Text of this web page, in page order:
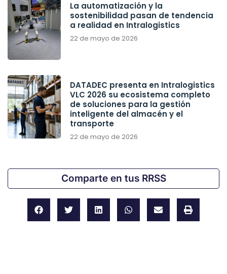
La automatización y la
sostenibilidad pasan de tendencia
a realidad en Intralogistics
22 de mayo de 2026
DATADEC presenta en Intralogistics
VLC 2026 su ecosistema completo
de soluciones para la gestión
inteligente del almacén y el
transporte
22 de mayo de 2026
Comparte en tus RRSS